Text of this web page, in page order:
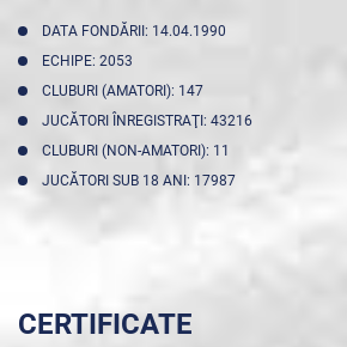
DATA FONDĂRII: 14.04.1990
ECHIPE: 2053
CLUBURI (AMATORI): 147
JUCĂTORI ÎNREGISTRAŢI: 43216
CLUBURI (NON-AMATORI): 11
JUCĂTORI SUB 18 ANI: 17987
CERTIFICATE